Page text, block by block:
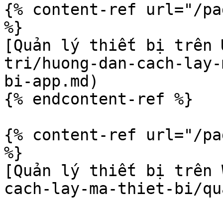
{% content-ref url="/
%}
[Quản lý thiết bị trên
tri/huong-dan-cach-
bi-app.md)
{% endcontent-ref %}
{% content-ref url="/
%}
[Quản lý thiết bị trên
cach-lay-ma-thiet-bi/